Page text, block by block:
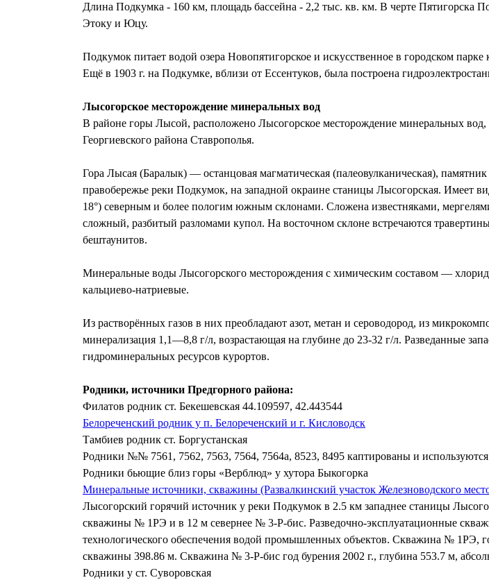
Длина Подкумка - 160 км, площадь бассейна - 2,2 тыс. кв. км. В черте Пятигорска
Этоку и Юцу.
Подкумок питает водой озера Новопятигорское и искусственное в городском парке
Ещё в 1903 г. на Подкумке, вблизи от Ессентуков, была построена
Лысогорское месторождение минеральных вод
В районе горы Лысой, расположено Лысогорское месторождение минеральных вод,
Георгиевского района Ставрополья.
Гора Лысая (Баралык) — останцовая магматическая (палеовулканическая),
правобережье реки Подкумок, на западной окраине станицы Лысогорская. Имеет
18°) северным и более пологим южным склонами. Сложена известняками,
сложный, разбитый разломами купол. На восточном склоне встречаются
бештаунитов.
Минеральные воды Лысогорского месторождения с химическим составом —
кальциево-натриевые.
Из растворённых газов в них преобладают азот, метан и сероводород, из
минерализация 1,1—8,8 г/л, возрастающая на глубине до 23-32 г/л. Разведанные
гидроминеральных ресурсов курортов.
Родники, источники Предгорного района:
Филатов родник ст. Бекешевская 44.109597, 42.443544
Белореченский родник у п. Белореченский и г. Кисловодск
Тамбиев родник ст. Боргустанская
Родники №№ 7561, 7562, 7563, 7564, 7564а, 8523, 8495 каптированы и
Родники бьющие близ горы «Верблюд» у хутора Быкогорка
Минеральные источники, скважины (Развалкинский участок Железноводского
Лысогорский горячий источник у реки Подкумок в 2.5 км западнее станицы
скважины № 1РЭ и в 12 м севернее № 3-Р-бис. Разведочно-эксплуатационные
технологического обеспечения водой промышленных объектов. Скважина № 1РЭ,
скважины 398.86 м. Скважина № 3-Р-бис год бурения 2002 г., глубина 553.7 м,
Родники у ст. Суворовская